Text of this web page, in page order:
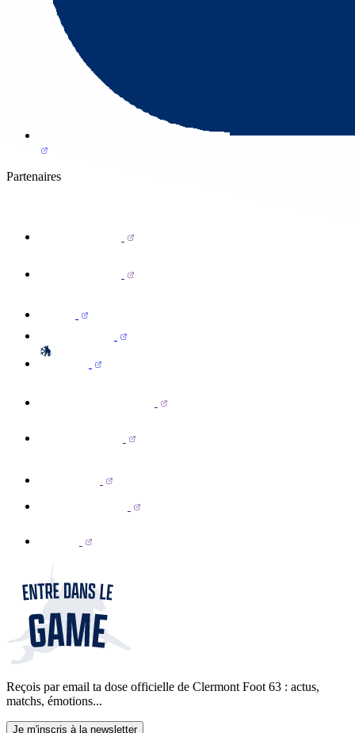
Partenaires
Reçois par email ta dose officielle de Clermont Foot 63 : actus,
matchs, émotions...
Je m'inscris à la newsletter